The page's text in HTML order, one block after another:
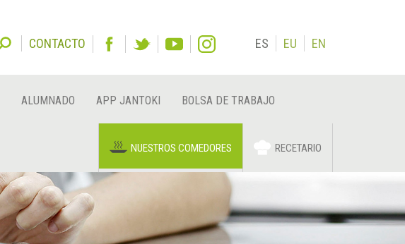
CONTACTO ES EU EN
ALUMNADO APP JANTOKI BOLSA DE TRABAJO
NUESTROS COMEDORES RECETARIO